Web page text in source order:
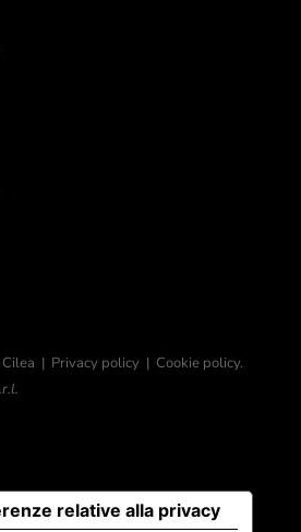
| Privacy policy | Cookie policy.
relative alla privacy